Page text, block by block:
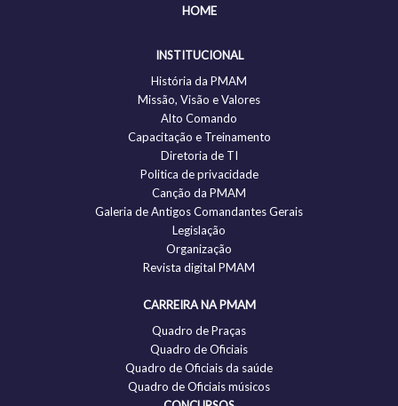
HOME
INSTITUCIONAL
História da PMAM
Missão, Visão e Valores
Alto Comando
Capacitação e Treinamento
Diretoria de TI
Politica de privacidade
Canção da PMAM
Galeria de Antigos Comandantes Gerais
Legislação
Organização
Revista digital PMAM
CARREIRA NA PMAM
Quadro de Praças
Quadro de Oficiais
Quadro de Oficiais da saúde
Quadro de Oficiais músicos